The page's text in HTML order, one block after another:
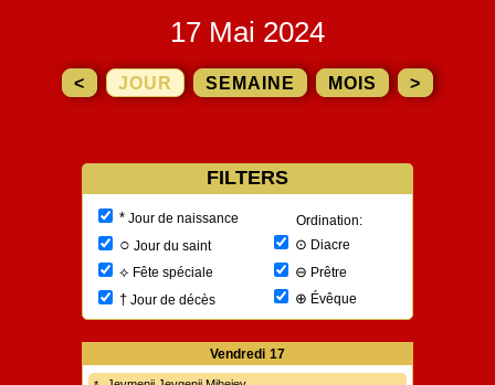
17 Mai 2024
< JOUR SEMAINE MOIS >
FILTERS
*Jour de naissance
○ Jour du saint
⟡ Fête spéciale
†Jour de décès
Ordination:
⊙ Diacre
⊖ Prêtre
⊕ Évêque
Vendredi 17